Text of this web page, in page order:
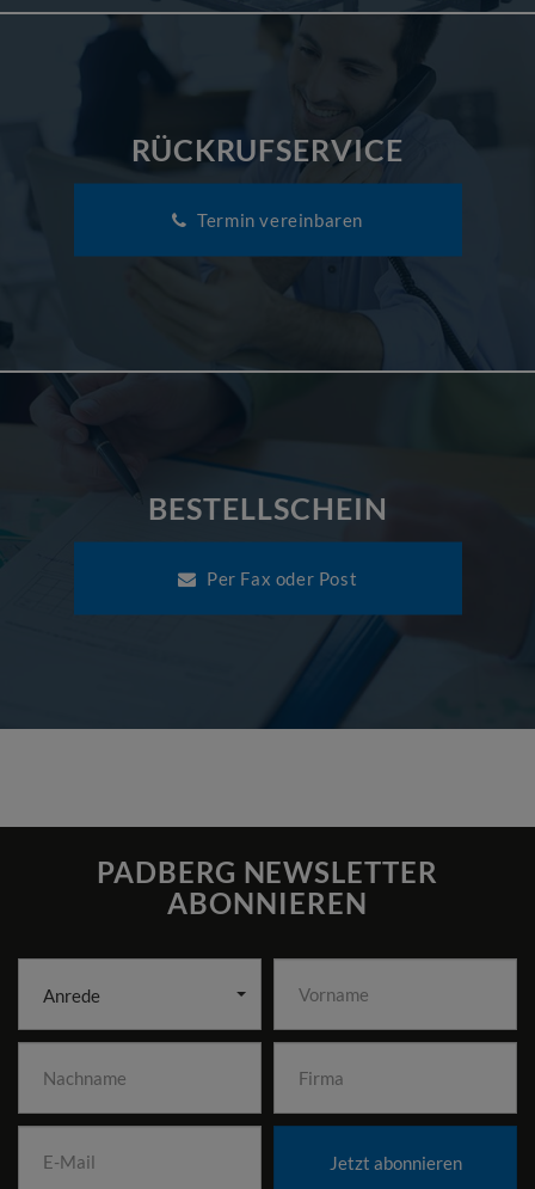
RÜCKRUFSERVICE
Termin vereinbaren
BESTELLSCHEIN
Per Fax oder Post
PADBERG NEWSLETTER
ABONNIEREN
Anrede
Jetzt abonnieren